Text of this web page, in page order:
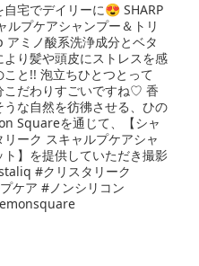
宅でデイリーに😍 SHARP
ルプケアシャンプー＆トリ
ミノ酸系洗浄成分とベタ
り髪や頭皮にストレスを感
と!! 泡立ちひとつとって
こだわりすごいですね♡ 香
な自然を彷彿させる、ひの
Squareを通じて、【シャ
ーク スキャルプケアシャ
】を提供していただき撮影
#クリスタリーク
ケア #ノンシリコン